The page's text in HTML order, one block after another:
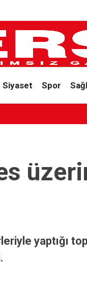
Siyaset Spor
yaptığı